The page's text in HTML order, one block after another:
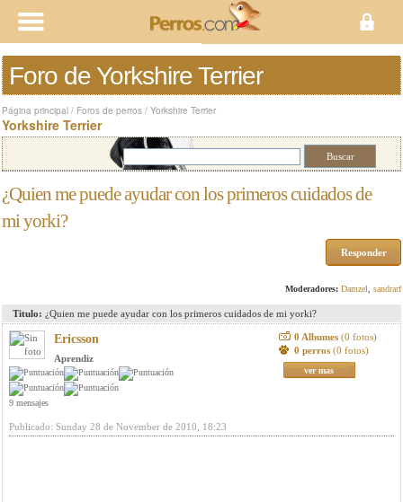
Foro de Yorkshire Terrier
Página principal / Foros de perros / Yorkshire Terrier
Yorkshire Terrier
¿Quien me puede ayudar con los primeros cuidados de
mi yorki?
Responder
Moderadores: Damzel sandrarf
Titulo: ¿Quien me puede ayudar con los primeros cuidados de mi yorki?
Ericsson
Aprendiz
9 mensajes
0 Albumes (0 fotos)
0 perros (0 fotos)
ver mas
Publicado: Sunday 28 de November de 2010, 18:23